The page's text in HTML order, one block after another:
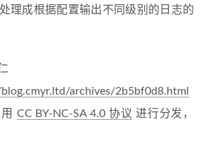
理成根据配置输出不同级别的日志的
archives/2b5bf0d8.html
CC BY-NC-SA 4.0 协议 进行分发，